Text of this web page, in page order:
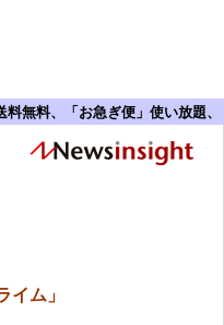
無料、「お急ぎ便」使い放題、
イム」